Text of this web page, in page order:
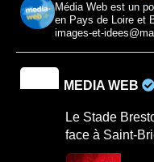
Média Web est un
en Pays de Loire et
images-et-
MEDIA WEB
Le Stade
face à Saint-